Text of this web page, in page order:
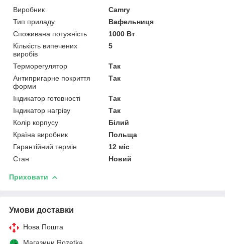
Виробник
Camry
Тип приладу
Вафельниця
Споживана потужність
1000 Вт
Кількість випечених
виробів
5
Терморегулятор
Так
Антипригарне покриття
форми
Так
Індикатор готовності
Так
Індикатор нагріву
Так
Колір корпусу
Білий
Країна виробник
Польща
Гарантійний термін
12 міс
Стан
Новий
Приховати
Умови доставки
Нова Пошта
Магазини Rozetka